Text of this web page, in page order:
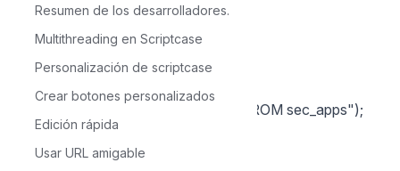
Resumen de los desarrolladores.
Multithreading en Scriptcase
Personalización de scriptcase
Crear botones personalizados
Edición rápida
Usar URL amigable
unset($arr_apps[$k]);
sc_select(rs, "SELECT app_name FROM sec_apps");
$arr_apps_db = array();
while(!$rs->EOF)